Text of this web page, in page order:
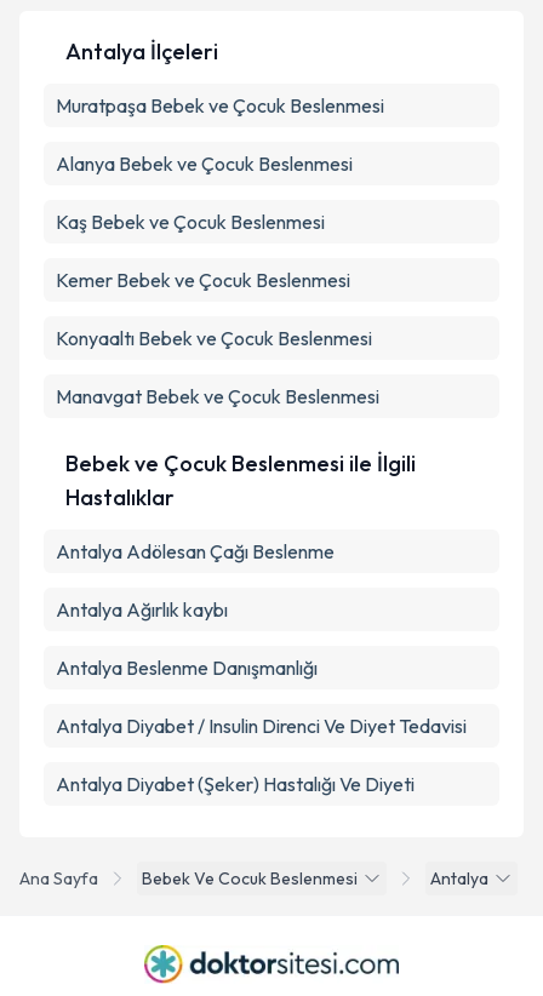
Metni'ni okudum ve kişisel verilerimin belirtilen
Ana Sayfa Bebek Ve Cocuk Beslenmesi Antalya
Antalya İlçeleri
Muratpaşa Bebek ve Çocuk Beslenmesi
Alanya Bebek ve Çocuk Beslenmesi
Kaş Bebek ve Çocuk Beslenmesi
Kemer Bebek ve Çocuk Beslenmesi
Konyaaltı Bebek ve Çocuk Beslenmesi
Manavgat Bebek ve Çocuk Beslenmesi
Bebek ve Çocuk Beslenmesi ile İlgili
Hastalıklar
Antalya Adölesan Çağı Beslenme
Antalya Ağırlık kaybı
Antalya Beslenme Danışmanlığı
Antalya Diyabet / Insulin Direnci Ve Diyet Tedavisi
Antalya Diyabet (Şeker) Hastalığı Ve Diyeti